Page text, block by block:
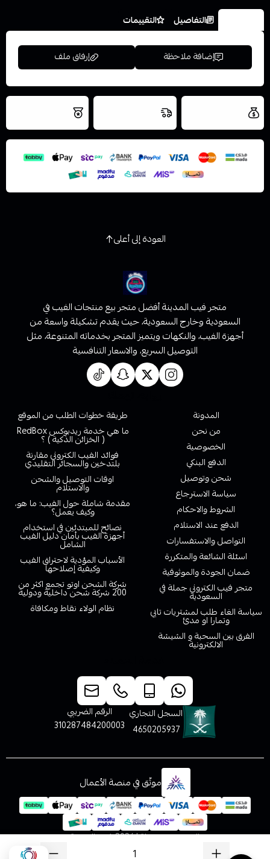
التفاصيل التقييمات
إضافة ملاحظة إرفاق ملف
اسحب و افلت الملف هنا
استعراض
نتميز بلجودة
العودة إلى أعلى
متجر فيب المدينة أفضل متجر بيع منتجات الفيب في
السعودية وخارج السعودية، حيث يقدم تشكيلة واسعة من
أجهزة الفيب، والنكهات ويتميز المتجر بخدماته المتنوعة، مثل
التوصيل السريع، والاسعار التنافسية
المدونة
من نحن
الخصوصية
الدفع البنكي
شحن وتوصيل
سياسة الاسترجاع
الشروط والاحكام
الدفع عند الاستلام
التواصل والاستفسارات
اسئلة الشائعة والمتكررة
ضمان الجودة والموثوقية
متجر فيب الكتروني جملة في
السعودية
سياسة الغاء طلب لمشتريات تابي
وتمارا او مدئ
الفرق بين السحبة و الشيشة
الالكترونية
طريقة خطوات الطلب من الموقع
ما هي خدمة ريدبوكس RedBox
( الخزائن الذكية ) ؟
فوائد الفيب الكتروني مقارنة
بلتدخين والسجائر التقليدي
اوقات التوصيل والشحن
والاستلام
مقدمة شاملة حول الفيب: ما هو،
وكيف يعمل؟
نصائح للمبتدئين في استخدام
أجهزة الفيب بأمان دليل الفيب
الشامل
الأسباب المؤدية لاحتراق الفيب
وكيفية إصلاحها
شركة الشحن اوتو تجمع اكثر من
200 شركة شحن داخلية ودولية
نظام الولاء نقاط ومكافاة
السجل التجاري
4650205937
الرقم الضريبي
310287484200003
موثّق في منصة الأعمال
الحقوق محفوظة | 2026 فيب المدينة